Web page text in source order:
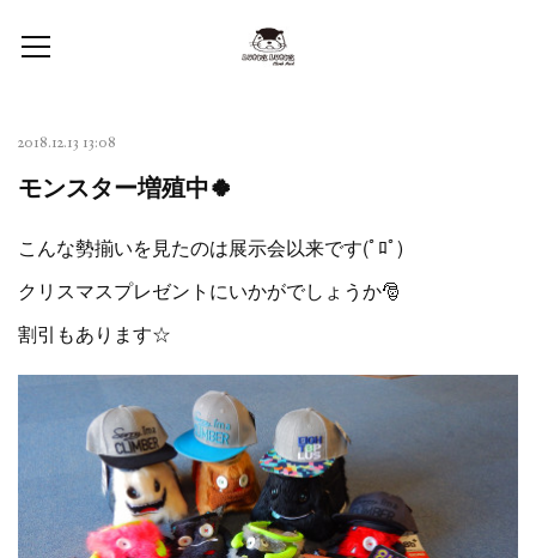
2018.12.13 13:08
モンスター増殖中🍀
こんな勢揃いを見たのは展示会以来です(ﾟﾛﾟ)
クリスマスプレゼントにいかがでしょうか🎅
割引もあります☆